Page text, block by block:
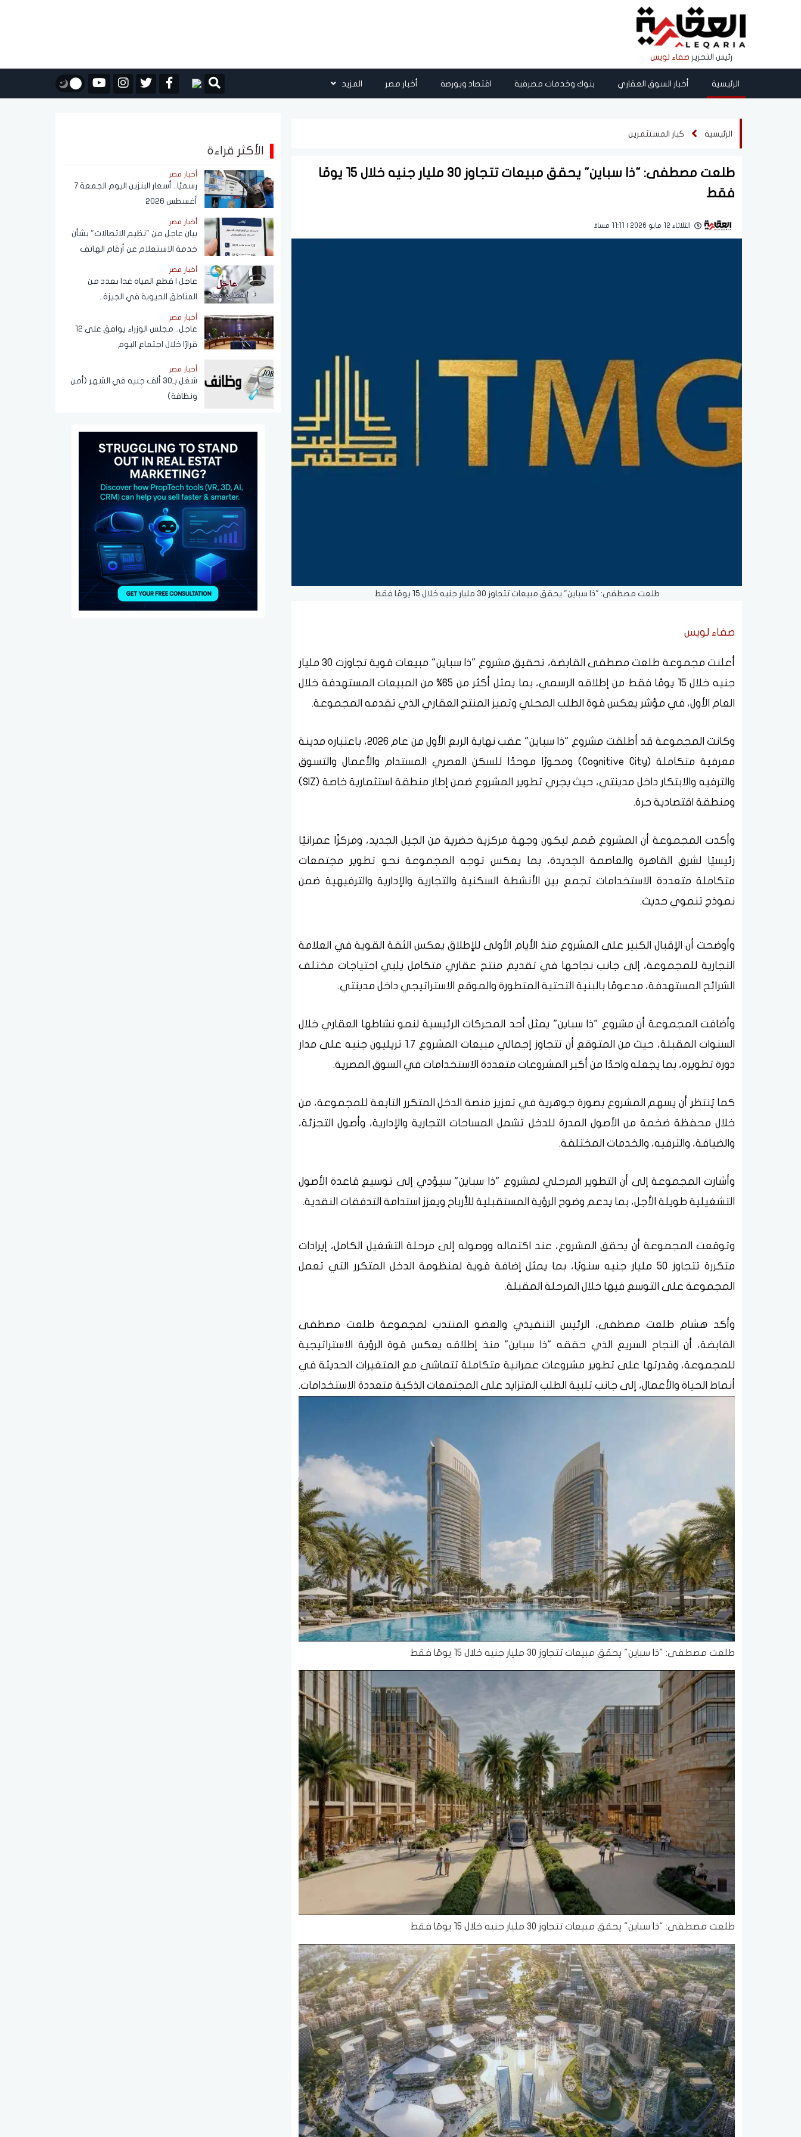
رئيس التحرير صفاء لويس
الرئيسية أخبار السوق العقاري بنوك وخدمات مصرفية اقتصاد وبورصة أخبار مصر المزيد
الرئيسية كبار المستثمرين
طلعت مصطفى: "ذا سباين" يحقق مبيعات تتجاوز 30 مليار جنيه خلال 15 يومًا
فقط
الثلاثاء 12 مايو 2026 | 11:11 مساءً
طلعت مصطفى: "ذا سباين" يحقق مبيعات تتجاوز 30 مليار جنيه خلال 15 يومًا فقط
صفاء لويس
أعلنت مجموعة طلعت مصطفى القابضة، تحقيق مشروع "ذا سباين" مبيعات قوية تجاوزت 30 مليار
جنيه خلال 15 يومًا فقط من إطلاقه الرسمي، بما يمثل أكثر من 65% من المبيعات المستهدفة خلال
العام الأول، في مؤشر يعكس قوة الطلب المحلي وتميز المنتج العقاري الذي تقدمه المجموعة.
وكانت المجموعة قد أطلقت مشروع "ذا سباين" عقب نهاية الربع الأول من عام 2026، باعتباره مدينة
معرفية متكاملة (Cognitive City) ومحورًا موحدًا للسكن العصري المستدام والأعمال والتسوق
والترفيه والابتكار داخل مدينتي، حيث يجري تطوير المشروع ضمن إطار منطقة استثمارية خاصة (SIZ)
ومنطقة اقتصادية حرة.
وأكدت المجموعة أن المشروع صُمم ليكون وجهة مركزية حضرية من الجيل الجديد، ومركزًا عمرانيًا
رئيسيًا لشرق القاهرة والعاصمة الجديدة، بما يعكس توجه المجموعة نحو تطوير مجتمعات
متكاملة متعددة الاستخدامات تجمع بين الأنشطة السكنية والتجارية والإدارية والترفيهية ضمن
نموذج تنموي حديث.
وأوضحت أن الإقبال الكبير على المشروع منذ الأيام الأولى للإطلاق يعكس الثقة القوية في العلامة
التجارية للمجموعة، إلى جانب نجاحها في تقديم منتج عقاري متكامل يلبي احتياجات مختلف
الشرائح المستهدفة، مدعومًا بالبنية التحتية المتطورة والموقع الاستراتيجي داخل مدينتي.
وأضافت المجموعة أن مشروع "ذا سباين" يمثل أحد المحركات الرئيسية لنمو نشاطها العقاري خلال
السنوات المقبلة، حيث من المتوقع أن تتجاوز إجمالي مبيعات المشروع 1.7 تريليون جنيه على مدار
دورة تطويره، بما يجعله واحدًا من أكبر المشروعات متعددة الاستخدامات في السوق المصرية.
كما يُنتظر أن يسهم المشروع بصورة جوهرية في تعزيز منصة الدخل المتكرر التابعة للمجموعة، من
خلال محفظة ضخمة من الأصول المدرة للدخل تشمل المساحات التجارية والإدارية، وأصول التجزئة،
والضيافة، والترفيه، والخدمات المختلفة.
وأشارت المجموعة إلى أن التطوير المرحلي لمشروع "ذا سباين" سيؤدي إلى توسيع قاعدة الأصول
التشغيلية طويلة الأجل، بما يدعم وضوح الرؤية المستقبلية للأرباح ويعزز استدامة التدفقات النقدية.
وتوقعت المجموعة أن يحقق المشروع، عند اكتماله ووصوله إلى مرحلة التشغيل الكامل، إيرادات
متكررة تتجاوز 50 مليار جنيه سنويًا، بما يمثل إضافة قوية لمنظومة الدخل المتكرر التي تعمل
المجموعة على التوسع فيها خلال المرحلة المقبلة.
وأكد هشام طلعت مصطفى، الرئيس التنفيذي والعضو المنتدب لمجموعة طلعت مصطفى
القابضة، أن النجاح السريع الذي حققه "ذا سباين" منذ إطلاقه يعكس قوة الرؤية الاستراتيجية
للمجموعة، وقدرتها على تطوير مشروعات عمرانية متكاملة تتماشى مع المتغيرات الحديثة في
أنماط الحياة والأعمال، إلى جانب تلبية الطلب المتزايد على المجتمعات الذكية متعددة الاستخدامات.
طلعت مصطفى: "ذا سباين" يحقق مبيعات تتجاوز 30 مليار جنيه خلال 15 يومًا فقط
طلعت مصطفى: "ذا سباين" يحقق مبيعات تتجاوز 30 مليار جنيه خلال 15 يومًا فقط
الأكثر قراءة
أخبار مصر
رسميًا.. أسعار البنزين اليوم الجمعة 7
أغسطس 2026
أخبار مصر
بيان عاجل من "نظيم الاتصالات" بشأن
خدمة الاستعلام عن أرقام الهاتف
المحمول المسجلة باسم المستخدم
عبر تطبيق My NTRA
أخبار مصر
عاجل | قطع المياه غدا بعدد من
المناطق الحيوية في الجيزة..
ومناشدات للمواطنين بتدبير
احتياجاتهم
أخبار مصر
عاجل.. مجلس الوزراء يوافق على 12
قرارًا خلال اجتماع اليوم
أخبار مصر
شغل بـ30 ألف جنيه في الشهر (أمن
ونظافة)